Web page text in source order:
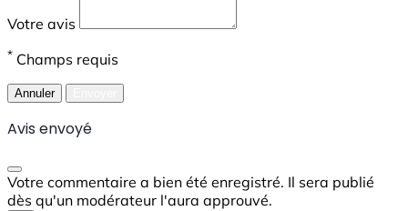
Votre avis
* Champs requis
Annuler
Avis envoyé
Votre commentaire a bien été enregistré. Il sera publié
dès qu'un modérateur l'aura approuvé.